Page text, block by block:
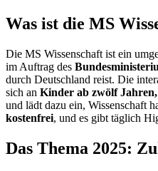
Was ist die MS
Die MS Wissenschaft ist ein
im Auftrag des
durch Deutschland reist. Die
sich an Kinder ab zwölf
und lädt dazu ein, Wissenschaft
kostenfrei, und es gibt täglich
Das Thema 2025: